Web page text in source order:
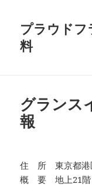
プラウドフ
料
グランス
報
住 所 東京都港
概 要 地上21階